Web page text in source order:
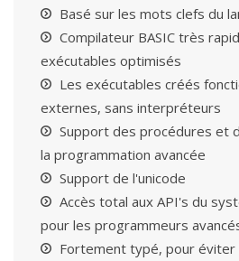
Basé sur les mots clefs du
Compilateur BASIC très
exécutables optimisés
Les exécutables créés
externes, sans interpréteurs
Support des procédures et
la programmation avancée
Support de l'unicode
Accès total aux API's du
pour les programmeurs
Fortement typé, pour